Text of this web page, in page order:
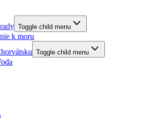
Toggle child menu
k moru
Toggle child menu